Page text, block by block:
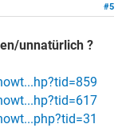
#5
unnatürlich ?